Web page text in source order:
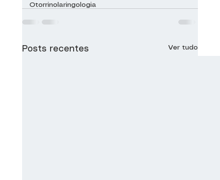
Otorrinolaringologia
Posts recentes Ver tudo